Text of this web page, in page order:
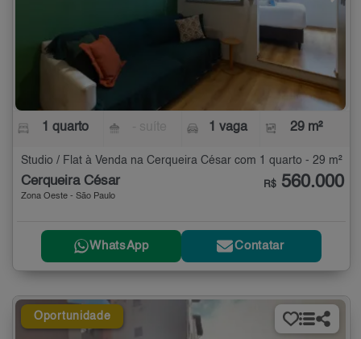
1 quarto 1 vaga 29 m²
Studio / Flat à Venda na Cerqueira César com 1 quarto - 29 m²
Cerqueira César
Zona Oeste - São Paulo
R$ 560.000
WhatsApp Contatar
Oportunidade